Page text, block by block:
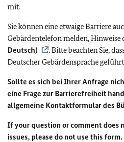
mit.
Sie können eine etwaige Barriere
Gebärdentelefon melden, Hinweise
Deutsch)
. Bitte beachten Sie,
Deutscher Gebärdensprache
Sollte es sich bei Ihrer Anfrage
eine Frage zur Barrierefreiheit
allgemeine Kontaktformular des
If your question or comment does
issues, please do not use this